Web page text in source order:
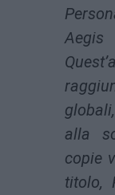
alla
copie
titolo,